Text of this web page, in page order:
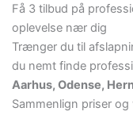
Få 3 tilbud på
oplevelse nær dig
Trænger du til
du nemt finde
Aarhus, Odense,
Sammenlign priser